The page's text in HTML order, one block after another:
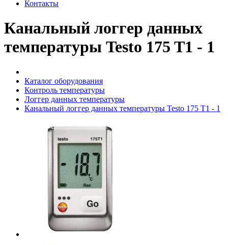
Контакты
Канальный логгер данных
температуры Testo 175 T1 - 1
Каталог оборудования
Контроль температуры
Логгер данных температуры
Канальный логгер данных температуры Testo 175 T1 - 1